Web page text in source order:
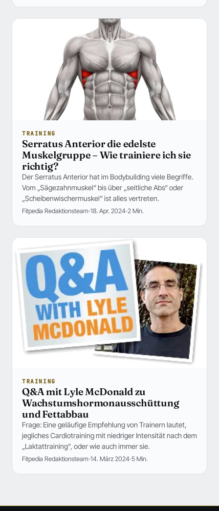
TRAINING
Serratus Anterior die edelste
Muskelgruppe – Wie trainiere ich sie
richtig?
Der Serratus Anterior hat im Bodybuilding viele Begriffe.
Vom „Sägezahnmuskel“ bis über „seitliche Abs“ oder
„Scheibenwischermuskel“ ist alles vertreten.
Fitpedia Redaktionsteam 18. Apr. 2024 2 Min.
TRAINING
Q&A mit Lyle McDonald zu
Wachstumshormonausschüttung
und Fettabbau
Frage: Eine geläufige Empfehlung von Trainern lautet,
jegliches Cardiotraining mit niedriger Intensität nach dem
„Laktattraining“, oder wie auch immer sie.
Fitpedia Redaktionsteam 14. März 2024 5 Min.